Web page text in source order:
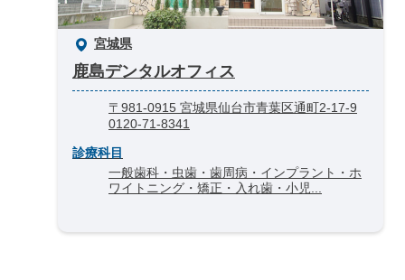
宮城県
鹿島デンタルオフィス
〒981-0915 宮城県仙台市青葉区通町2-17-9
0120-71-8341
診療科目
一般歯科・虫歯・歯周病・インプラント・ホ
ワイトニング・矯正・入れ歯・小児...